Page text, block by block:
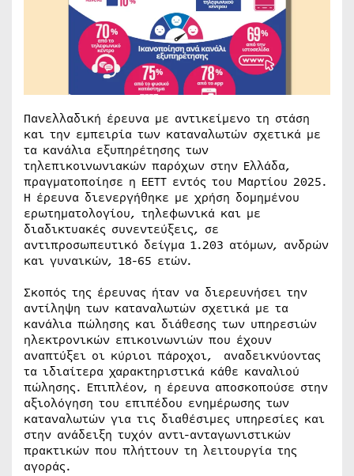
Πανελλαδική έρευνα με αντικείμενο τη στάση
και την εμπειρία των καταναλωτών σχετικά με
τα κανάλια εξυπηρέτησης των
τηλεπικοινωνιακών παρόχων στην Ελλάδα,
πραγματοποίησε η ΕΕΤΤ εντός του Μαρτίου 2025.
Η έρευνα διενεργήθηκε με χρήση δομημένου
ερωτηματολογίου, τηλεφωνικά και με
διαδικτυακές συνεντεύξεις, σε
αντιπροσωπευτικό δείγμα 1.203 ατόμων, ανδρών
και γυναικών, 18-65 ετών.
Σκοπός της έρευνας ήταν να διερευνήσει την
αντίληψη των καταναλωτών σχετικά με τα
κανάλια πώλησης και διάθεσης των υπηρεσιών
ηλεκτρονικών επικοινωνιών που έχουν
αναπτύξει οι κύριοι πάροχοι, αναδεικνύοντας
τα ιδιαίτερα χαρακτηριστικά κάθε καναλιού
πώλησης. Επιπλέον, η έρευνα αποσκοπούσε στην
αξιολόγηση του επιπέδου ενημέρωσης των
καταναλωτών για τις διαθέσιμες υπηρεσίες και
στην ανάδειξη τυχόν αντι-ανταγωνιστικών
πρακτικών που πλήττουν τη λειτουργία της
αγοράς.